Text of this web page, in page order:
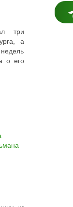
три
а
о его